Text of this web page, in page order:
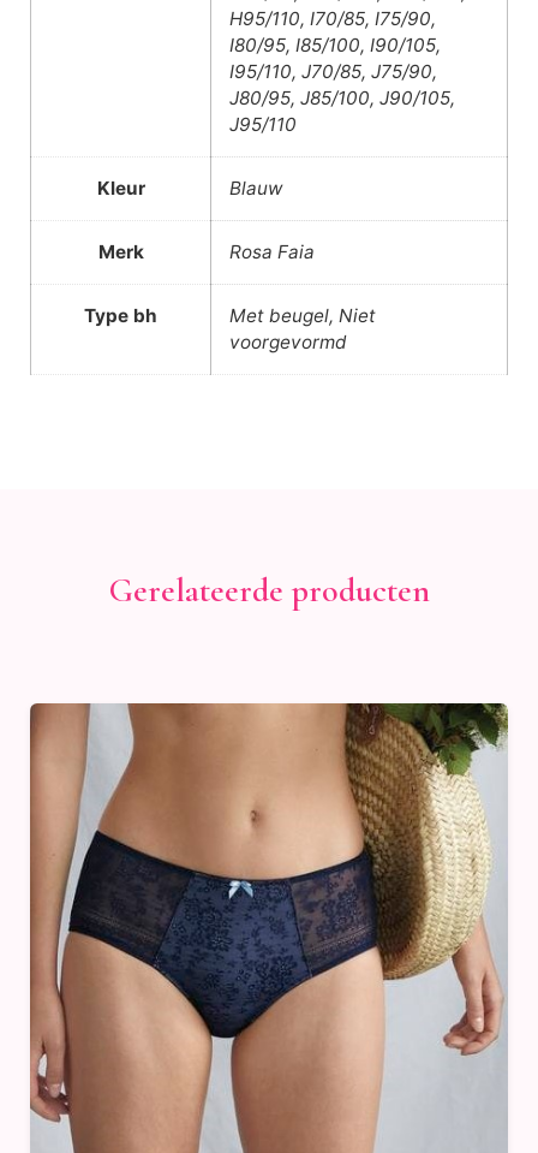
H95/110, I70/85, I75/90,
I80/95, I85/100, I90/105,
I95/110, J70/85, J75/90,
J80/95, J85/100, J90/105,
J95/110
Kleur Blauw
Merk Rosa Faia
Type bh
Met beugel, Niet
voorgevormd
Gerelateerde producten